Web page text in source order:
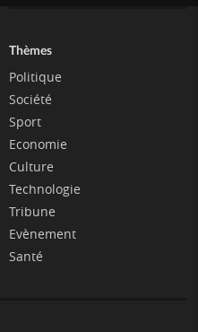
Thèmes
Politique
Société
Sport
Economie
Culture
Technologie
Tribune
Evènement
Santé